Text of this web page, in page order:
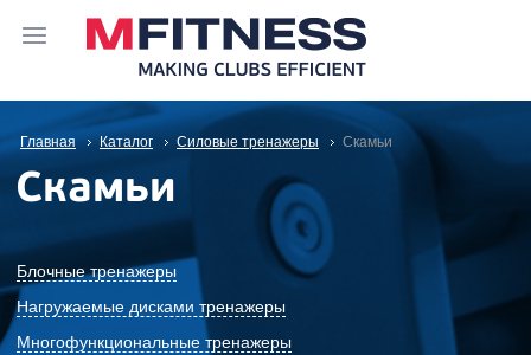
Главная Каталог Силовые тренажеры Скамьи
Скамьи
Блочные тренажеры
Нагружаемые дисками тренажеры
Многофункциональные тренажеры